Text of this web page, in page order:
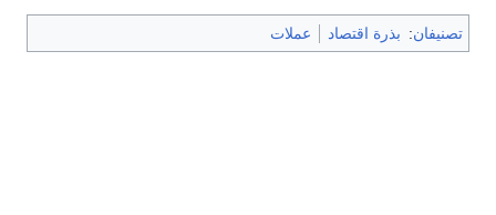
تصنيفان: بذرة اقتصاد عملات